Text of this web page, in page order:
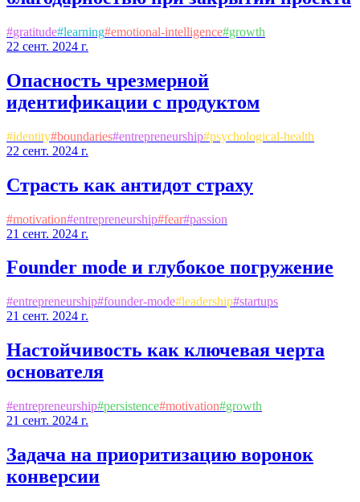
#gratitude#learning#emotional-intelligence#growth
22 сент. 2024 г.
Опасность чрезмерной
идентификации с продуктом
#identity#boundaries#entrepreneurship#psychological-health
22 сент. 2024 г.
Страсть как антидот страху
#motivation#entrepreneurship#fear#passion
21 сент. 2024 г.
Founder mode и глубокое погружение
#entrepreneurship#founder-mode#leadership#startups
21 сент. 2024 г.
Настойчивость как ключевая черта
основателя
#entrepreneurship#persistence#motivation#growth
21 сент. 2024 г.
Задача на приоритизацию воронок
конверсии